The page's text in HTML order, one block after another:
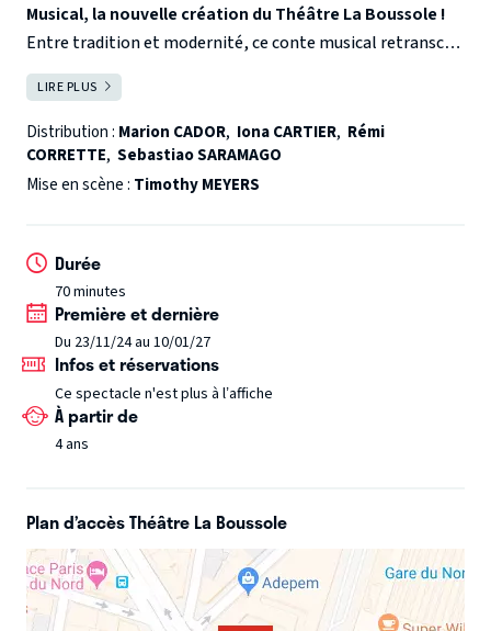
Musical, la nouvelle création du Théâtre La Boussole !
Entre tradition et modernité, ce conte musical retranscrit
l'histoire du ballet mythique et ses mélodies
merveilleuses , revisitées et chantées afin qu'elles soient
compréhensibles par tous. Le soir de Noël,Clara
en cadeau de la part de son oncle le magicien
un mystérieux Casse Noisette. Le rêve peut alors
des Souris, la Fée Dragée et son Royaume de friandises, le
Roi Bonbon ou la Mère Meringue...
inoubliable et féérique à partager en famille!
LIRE PLUS
Distribution : Marion CADOR, Iona CARTIER, Rémi
CORRETTE, Sebastiao SARAMAGO
Mise en scène : Timothy MEYERS
Durée
70 minutes
Première et dernière
Du 23/11/24 au 10/01/27
Infos et réservations
Ce spectacle n'est plus à l’affiche
À partir de
4 ans
Plan d’accès Théâtre La Boussole